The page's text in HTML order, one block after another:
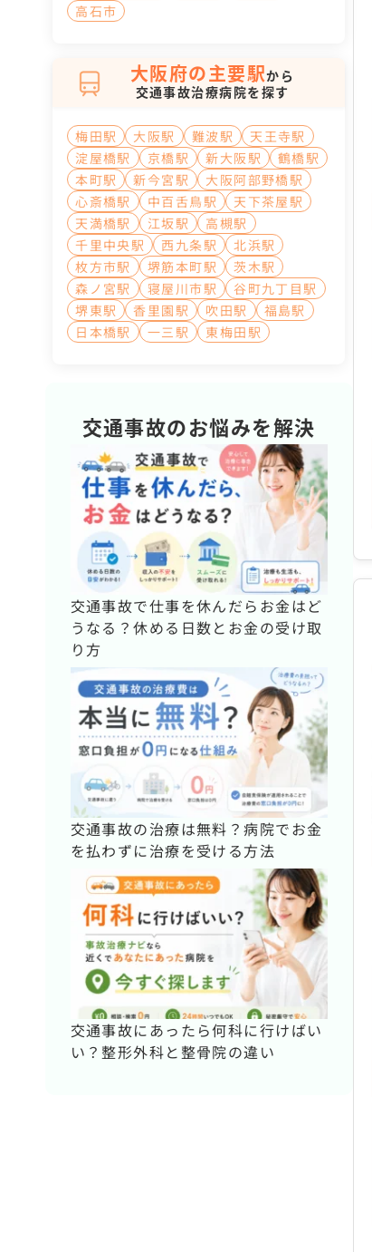
高石市
大阪府の主要駅から
交通事故治療病院を探す
梅田駅 大阪駅 難波駅
天王寺駅
淀屋橋駅
京橋駅 新大阪駅
鶴橋駅
本町駅
新今宮駅
大阪阿部野橋駅
心斎橋駅
中百舌鳥駅
天下茶屋駅
天満橋駅
江坂駅
高槻駅
千里中央駅
西九条駅
北浜駅
枚方市駅
堺筋本町駅
茨木駅
森ノ宮駅
寝屋川市駅
谷町九丁目駅
堺東駅
香里園駅 吹田駅
福島駅
日本橋駅
一三駅 東梅田駅
交通事故のお悩みを解決
交通事故で仕事を休んだらお金はど
うなる？休める日数とお金の受け取
り方
交通事故の治療は無料？病院でお金
を払わずに治療を受ける方法
交通事故にあったら何科に行けばい
い？整形外科と整骨院の違い